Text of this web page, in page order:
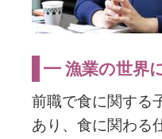
━ 漁業の世界
前職で食に関する
あり、食に関わる